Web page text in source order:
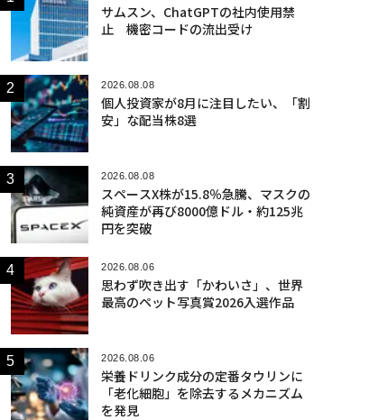
サムスン、ChatGPTの社内使用禁
止 機密コードの流出受け
2026.08.08
個人投資家が8月に注目したい、「割
安」な配当株8選
2026.08.08
スペースX株が15.8％急騰、マスクの
純資産が再び8000億ドル・約125兆
円を突破
2026.08.06
思わず吹き出す「かわいさ」、世界
最高のペット写真賞2026入選作品
2026.08.06
栄養ドリンク成分の定番タウリンに
「老化細胞」を除去するメカニズム
を発見